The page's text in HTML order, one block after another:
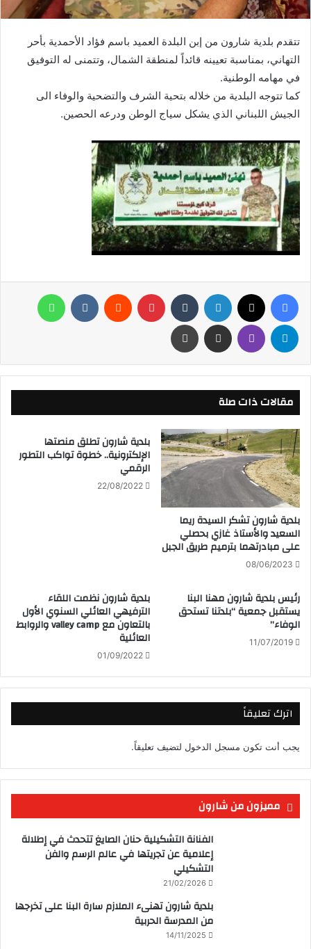
تتقدم بلدية شارون من إبن البلدة العميد باسم فؤاد الأحمدية بأحر
التهاني، بمناسبة تعيينه قائداً لمنطقة الشمال، وتتمنى له التوفيق
في مهامه الوطنية.
كما تتوجه البلدية من خلاله بتحية الشرف والتضحية والوفاء الى
الجيش اللبناني الذي يشكل سياج الوطن ودرعه الحصين.
مقالات ذات صلة
بلدية شارون تشكر السيدة ريما
السعيد والأستاذ غازي بحصلي
على مبادرتهما بترميم طريق الجبل
08/06/2023
بلدية شارون تطلق منصتها
الإلكترونية.. خطوة تواكب التطور
الرقمي
22/08/2022
رئيس بلدية شارون مهنا البنا
يستقبل جمعية “بلدتنا تستحق
الوفاء”
11/07/2019
بلدية شارون نظمت اللقاء
الترفيهي العائلي السنوي الأول
بالتعاون مع valley camp والروابط
العائلية
01/09/2022
اترك تعليقاً
يجب أنت تكون مسجل الدخول لتضيف تعليقاً.
مميزون من شارون
الفنانة التشكيلية حنان الصايغ تتحدث في إطلالة
إعلامية عن تجريتها في عالم الرسم والفن
التشكيلي
21/02/2026
بلدية شارون تهنىء الملازم سارة البنا على تخرجها
من المدرسة الحربية
14/11/2025